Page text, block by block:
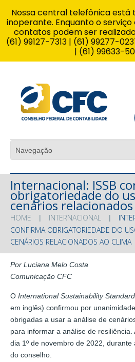
Internacional: ISSB
obrigatoriedade do
cenários
HOME INTERNACIONAL
CONFIRMA OBRIGATORIEDADE DO
CENÁRIOS RELACIONADOS AO CLIMA
Por Luciana Melo Costa
Comunicação CFC
O International Sustainability
em inglês) confirmou por
obrigadas a usar a análise de
para informar a análise de resiliência.
dia 1º de novembro de 2022,
do conselho.
Nossa central telefônica
inoperante. Enquanto o
contatos podem ser
(61) 99127-7313 | (61) 99277-
| (61) 99633-